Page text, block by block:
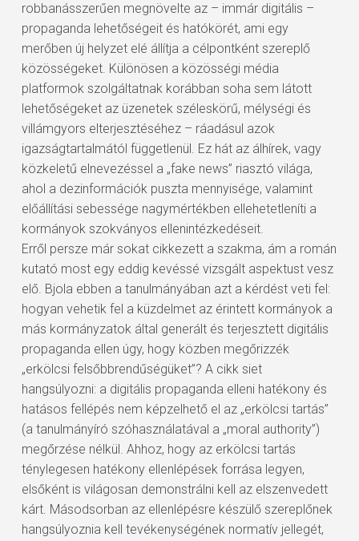
robbanásszerűen megnövelte az – immár digitális –
propaganda lehetőségeit és hatókörét, ami egy
merőben új helyzet elé állítja a célpontként szereplő
közösségeket. Különösen a közösségi média
platformok szolgáltatnak korábban soha sem látott
lehetőségeket az üzenetek széleskörű, mélységi és
villámgyors elterjesztéséhez – ráadásul azok
igazságtartalmától függetlenül. Ez hát az álhírek, vagy
közkeletű elnevezéssel a „fake news” riasztó világa,
ahol a dezinformációk puszta mennyisége, valamint
előállítási sebessége nagymértékben ellehetetleníti a
kormányok szokványos ellenintézkedéseit.
Erről persze már sokat cikkezett a szakma, ám a román
kutató most egy eddig kevéssé vizsgált aspektust vesz
elő. Bjola ebben a tanulmányában azt a kérdést veti fel:
hogyan vehetik fel a küzdelmet az érintett kormányok a
más kormányzatok által generált és terjesztett digitális
propaganda ellen úgy, hogy közben megőrizzék
„erkölcsi felsőbbrendűségüket”? A cikk siet
hangsúlyozni: a digitális propaganda elleni hatékony és
hatásos fellépés nem képzelhető el az „erkölcsi tartás”
(a tanulmányíró szóhasználatával a „moral authority”)
megőrzése nélkül. Ahhoz, hogy az erkölcsi tartás
ténylegesen hatékony ellenlépések forrása legyen,
elsőként is világosan demonstrálni kell az elszenvedett
kárt. Másodsorban az ellenlépésre készülő szereplőnek
hangsúlyoznia kell tevékenységének normatív jellegét,